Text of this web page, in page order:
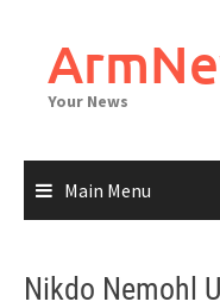
content
Your News
Main Menu
Nikdo Nemohl